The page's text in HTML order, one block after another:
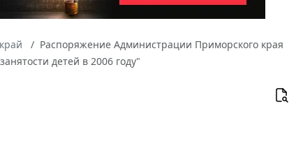
Распоряжение Администрации Приморского края
детей в 2006 году"